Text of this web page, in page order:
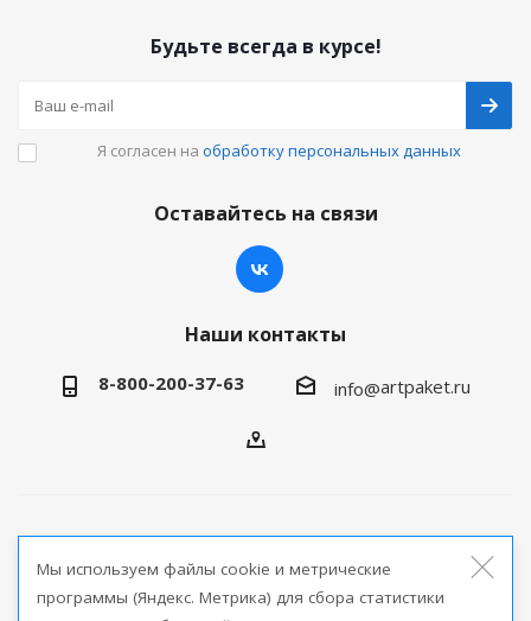
Будьте всегда в курсе!
Я согласен на обработку персональных данных
Оставайтесь на связи
Наши контакты
8-800-200-37-63 info@artpaket.ru
продукции
Мы используем файлы cookie и метрические
программы (Яндекс. Метрика) для сбора статистики